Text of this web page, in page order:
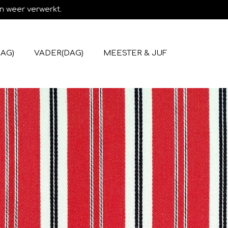
weer verwerkt.
VADER(DAG) MEESTER & JUF